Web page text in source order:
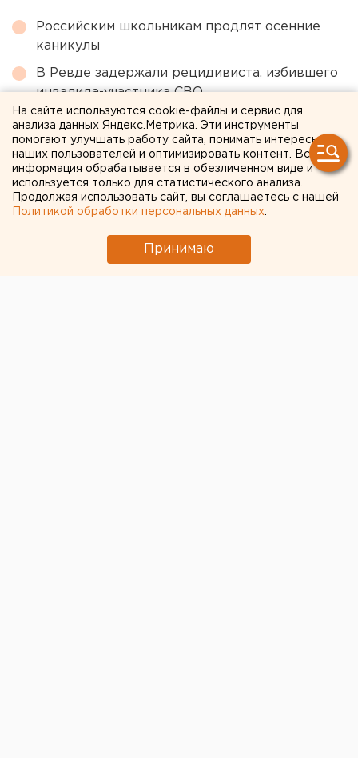
Российским школьникам продлят осенние
каникулы
В Ревде задержали рецидивиста, избившего
инвалида-участника СВО
Выросло число пострадавших после атаки
БПЛА на НПЗ в Краснодарском крае
Перебои с водой в Екатеринбурге: что
известно к этому часу
Поиски нового главы культуры
На сайте используются cookie-файлы и сервис для
анализа данных Яндекс.Метрика. Эти инструменты
помогают улучшать работу сайта, понимать интересы
наших пользователей и оптимизировать контент. Вся
информация обрабатывается в обезличенном виде и
используется только для статистического анализа.
Продолжая использовать сайт, вы соглашаетесь с нашей
Политикой обработки персональных данных
Принимаю